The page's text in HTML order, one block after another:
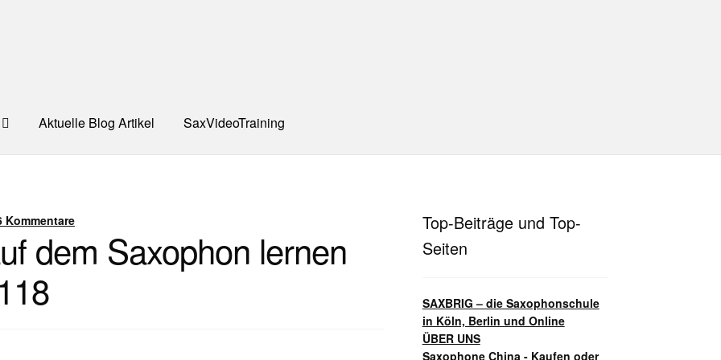
Aktuelle Blog Artikel SaxVideoTraining
Kooperation/Partner Unterrichtsbedingungen (AGBs)
Kommentare
dem Saxophon lernen
Top-Beiträge und Top-
Seiten
SAXBRIG – die Saxophonschule
in Köln, Berlin und Online
ÜBER UNS
Saxophone China - Kaufen oder